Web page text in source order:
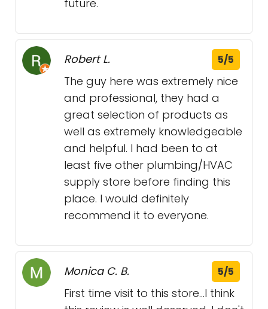
future.
Robert L. 5/5
The guy here was extremely nice
and professional, they had a
great selection of products as
well as extremely knowledgeable
and helpful. I had been to at
least five other plumbing/HVAC
supply store before finding this
place. I would definitely
recommend it to everyone.
Monica C. B. 5/5
First time visit to this store...I think